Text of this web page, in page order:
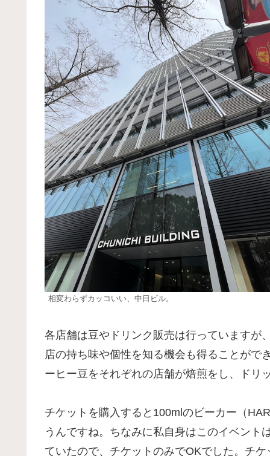
相変わらずカッコいい、中日ビル。
各店舗は豆やドリンク販売は行っていますが
店の持ち味や個性を知る機会も得ることがで
ーヒー豆をそれぞれの店舗が焙煎をし、ドリ
チケットを購入すると100mlのビーカー（
うんですね。ちなみに私自身はこのイベント
ていたので、チケットのみでOKでした。チ